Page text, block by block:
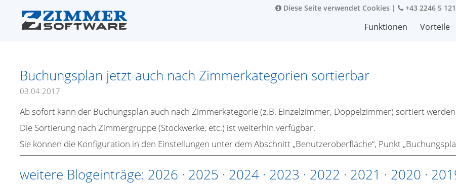
Diese Seite verwendet Cookies | +43 2246 5
Funktionen Vorteile
Buchungsplan jetzt auch nach Zimmerkategorien sortierbar
03.04.2017
Ab sofort kann der Buchungsplan auch nach Zimmerkategorie (z.B. Einzelzimmer, Doppelzimmer) sortiert
Die Sortierung nach Zimmergruppe (Stockwerke, etc.) ist weiterhin verfügbar.
Sie können die Konfiguration in den Einstellungen unter dem Abschnitt „Benutzeroberfläche“, Punkt
weitere Blogeinträge: 2026 · 2025 · 2024 · 2023 · 2022 · 2021 · 2020 ·